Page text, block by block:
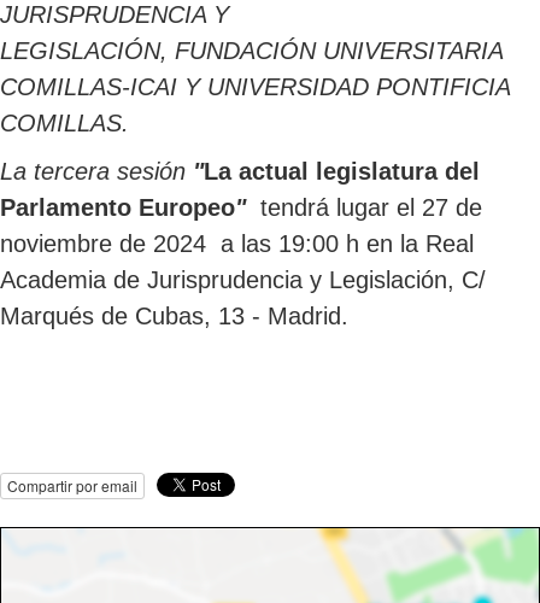
JURISPRUDENCIA Y
LEGISLACIÓN, FUNDACIÓN UNIVERSITARIA
COMILLAS-ICAI Y UNIVERSIDAD PONTIFICIA
COMILLAS.
La tercera sesión "La actual legislatura del
Parlamento Europeo" tendrá lugar el 27 de
noviembre de 2024 a las 19:00 h en la Real
Academia de Jurisprudencia y Legislación, C/
Marqués de Cubas, 13 - Madrid.
Compartir por email